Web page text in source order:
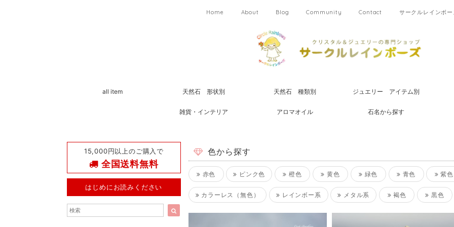
Home About Blog Community Contact サークルレインボ
all item 天然石 形状別 天然石 種類別 ジュエリー アイテム別
雑貨・インテリア アロマオイル 石名から探す
15,000円以上のご購入で
全国送料無料
はじめにお読みください
色から探す
赤色 ピンク色 橙色 黄色 緑色 青色 紫色
カラーレス（無色） レインボー系 メタル系 褐色 黒色